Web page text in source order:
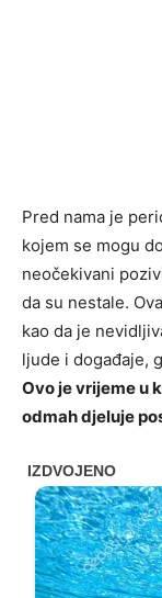
Pred nama je
kojem se mogu
neočekivani
da su nestale.
kao da je
ljude i događaje,
Ovo je vrijeme u
odmah djeluje